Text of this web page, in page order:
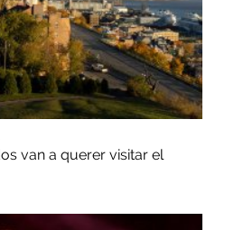
van a querer visitar el